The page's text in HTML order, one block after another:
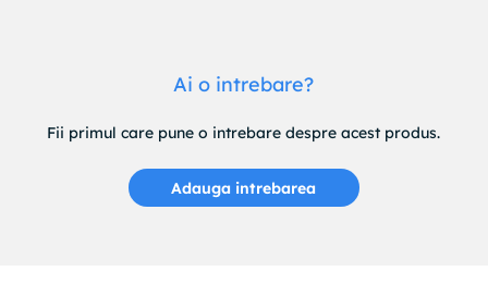
Ai o intrebare?
Fii primul care pune o intrebare despre acest produs.
Adauga intrebarea